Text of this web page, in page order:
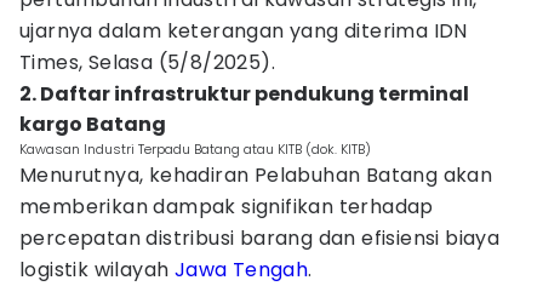
ujarnya dalam keterangan yang diterima IDN
Times, Selasa (5/8/2025).
2. Daftar infrastruktur pendukung terminal
kargo Batang
Kawasan Industri Terpadu Batang atau KITB (dok. KITB)
Menurutnya, kehadiran Pelabuhan Batang akan
memberikan dampak signifikan terhadap
percepatan distribusi barang dan efisiensi biaya
logistik wilayah Jawa Tengah.